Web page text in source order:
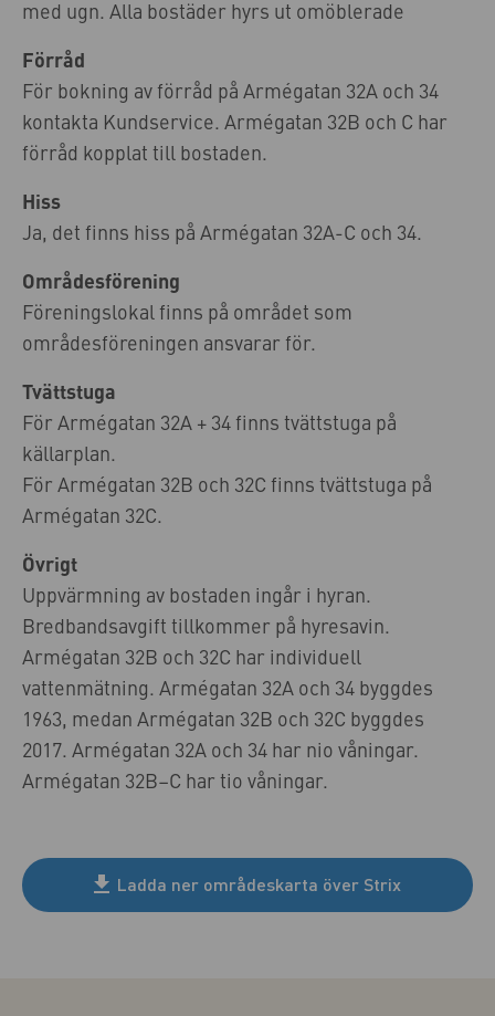
med ugn. Alla bostäder hyrs ut omöblerade
Förråd
För bokning av förråd på Armégatan 32A och 34
kontakta Kundservice. Armégatan 32B och C har
förråd kopplat till bostaden.
Hiss
Ja, det finns hiss på Armégatan 32A-C och 34.
Områdesförening
Föreningslokal finns på området som
områdesföreningen ansvarar för.
Tvättstuga
För Armégatan 32A + 34 finns tvättstuga på
källarplan.
För Armégatan 32B och 32C finns tvättstuga på
Armégatan 32C.
Övrigt
Uppvärmning av bostaden ingår i hyran.
Bredbandsavgift tillkommer på hyresavin.
Armégatan 32B och 32C har individuell
vattenmätning. Armégatan 32A och 34 byggdes
1963, medan Armégatan 32B och 32C byggdes
2017. Armégatan 32A och 34 har nio våningar.
Armégatan 32B–C har tio våningar.
Ladda ner områdeskarta över Strix